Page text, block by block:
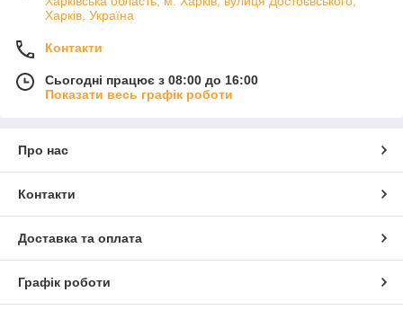
Харків, Україна
Контакти
Сьогодні працює з 08:00 до 16:00
Показати весь графік роботи
Про нас
Контакти
Доставка та оплата
Графік роботи